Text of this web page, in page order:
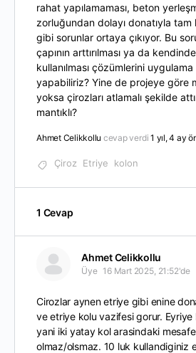
rahat yapılamaması, beton
zorluğundan dolayı donatıyla
gibi sorunlar ortaya çıkıyor. Bu
çapının arttırılması ya da
kullanılması çözümlerini uygulama
yapabiliriz? Yine de projeye göre
yoksa çirozları atlamalı şekilde
mantıklı?
Ahmet Celikkollu cevap verdi1 yıl, 4 ay
Çiroz Etriye kolon
1 Cevap
Ahmet Celikkollu
Üye 16 Mart 2025, 21:52'de
Cirozlar aynen etriye gibi enine
ve etriye kolu vazifesi gorur. Eyriye
yani iki yatay kol arasindaki
olmaz/olsmaz. 10 luk kullandiginiz